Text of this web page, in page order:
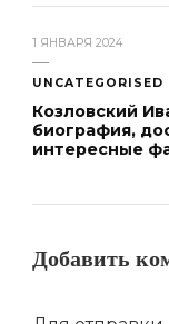
1 ЯНВАРЯ 2024
UNCATEGORISED
Козловский
биография,
интересные
Добавить